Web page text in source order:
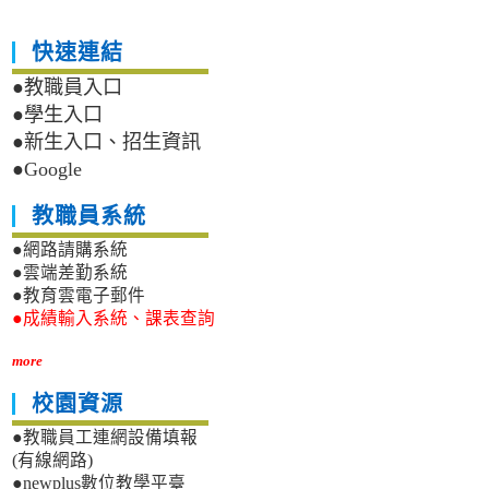
快速連結
●教職員入口
●學生入口
●新生入口、招生資訊
●Google
教職員系統
●網路請購系統
●雲端差勤系統
●教育雲電子郵件
●成績輸入系統、課表查詢
more
校園資源
●教職員工連網設備填報
(有線網路)
●newplus數位教學平臺